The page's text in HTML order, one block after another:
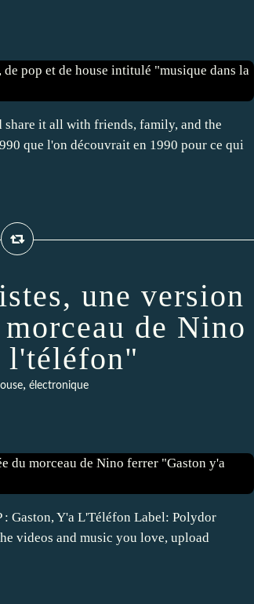
it all with friends, family, and the
que l'on découvrait en 1990 pour ce qui
une version
de Nino
l'téléfon"
, électronique
: Gaston, Y'a L'Téléfon Label: Polydor
videos and music you love, upload